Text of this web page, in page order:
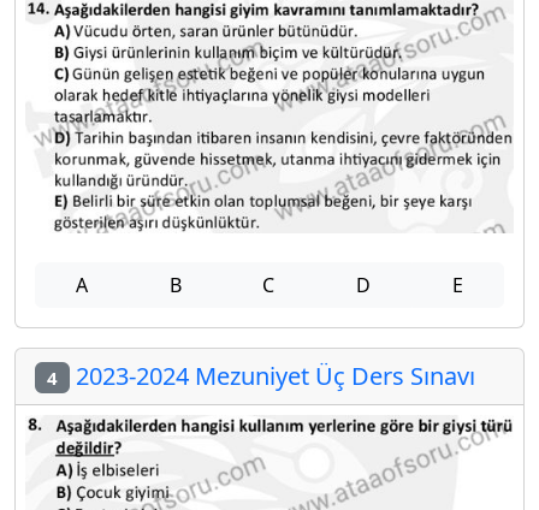
A B C D E
4 2023-2024 Mezuniyet Üç Ders Sınavı